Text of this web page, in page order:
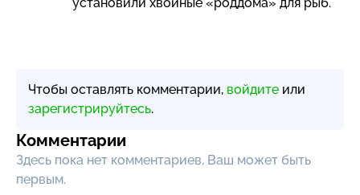
Чтобы оставлять комментарии, войдите или
зарегистрируйтесь.
Комментарии
Здесь пока нет комментариев, Ваш может быть
первым.